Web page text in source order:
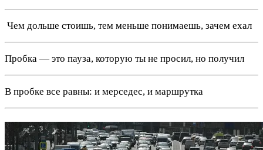
‍ Чем дольше стоишь, тем меньше понимаешь, зачем ехал
Пробка — это пауза, которую ты не просил, но получил
В пробке все равны: и мерседес, и маршрутка